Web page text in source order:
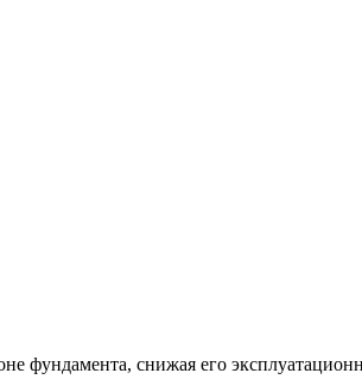
фундамента, снижая его